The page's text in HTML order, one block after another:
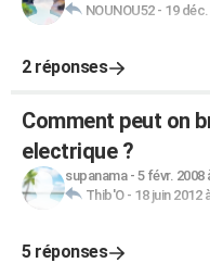
NOUNOU52- 19 déc.
2 réponses
Comment peut on
electrique ?
supanama- 5 févr. 2008
Thib'O- 18 juin 2012
5 réponses